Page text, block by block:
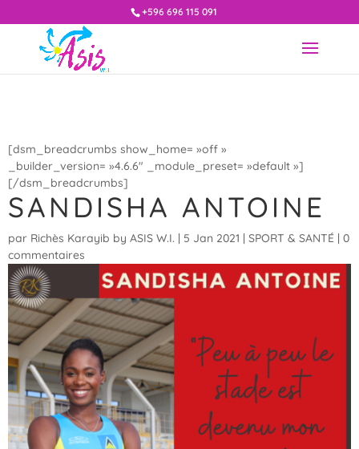
+596 696 115 091
[dsm_breadcrumbs show_home= »off »
_builder_version= »4.6.6″ _module_preset= »default »]
[/dsm_breadcrumbs]
SANDISHA ANTOINE
par Richès Karayib by ASIS W.I. | 5 Jan 2021 | SPORT & SANTÉ | 0
commentaires